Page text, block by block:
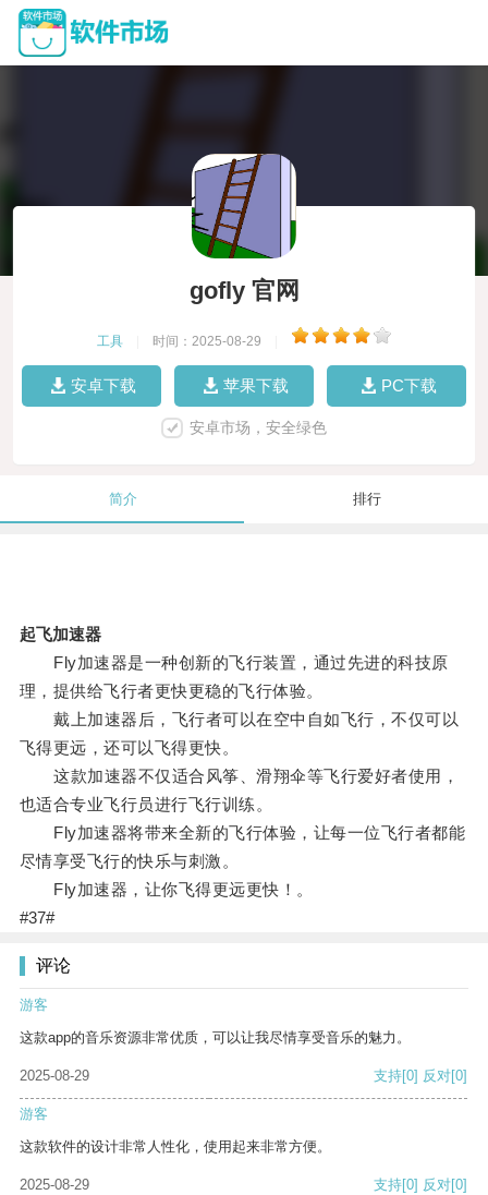
gofly 官网
工具 时间：2025-08-29
安卓下载 苹果下载 PC下载
安卓市场，安全绿色
简介 排行
起飞加速器
Fly加速器是一种创新的飞行装置，通过先进的科技原
理，提供给飞行者更快更稳的飞行体验。
戴上加速器后，飞行者可以在空中自如飞行，不仅可以
飞得更远，还可以飞得更快。
这款加速器不仅适合风筝、滑翔伞等飞行爱好者使用，
也适合专业飞行员进行飞行训练。
Fly加速器将带来全新的飞行体验，让每一位飞行者都能
尽情享受飞行的快乐与刺激。
Fly加速器，让你飞得更远更快！。
#37#
评论
游客
这款app的音乐资源非常优质，可以让我尽情享受音乐的魅力。
2025-08-29 支持[0] 反对[0]
游客
这款软件的设计非常人性化，使用起来非常方便。
2025-08-29 支持[0] 反对[0]